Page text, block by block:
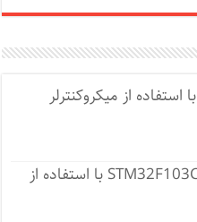
مدار دیمر پاور LED با استفاده از میکروکنترلر
پروگرم کردن بورد STM32F103C8 با استفاده از